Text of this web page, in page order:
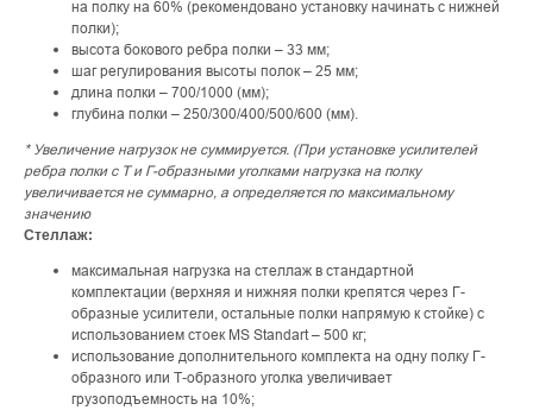
на полку на 60% (рекомендовано установку начинать с нижней
полки);
высота бокового ребра полки – 33 мм;
шаг регулирования высоты полок – 25 мм;
длина полки – 700/1000 (мм);
глубина полки – 250/300/400/500/600 (мм).
* Увеличение нагрузок не суммируется. (При установке усилителей
ребра полки с Т и Г-образными уголками нагрузка на полку
увеличивается не суммарно, а определяется по максимальному
значению
Стеллаж:
максимальная нагрузка на стеллаж в стандартной
комплектации (верхняя и нижняя полки крепятся через Г-
образные усилители, остальные полки напрямую к стойке) с
использованием стоек MS Standart – 500 кг;
использование дополнительного комплекта на одну полку Г-
образного или Т-образного уголка увеличивает
грузоподъемность на 10%;